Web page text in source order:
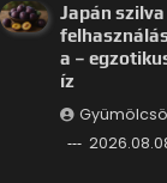
Japán szilva
a –
íz